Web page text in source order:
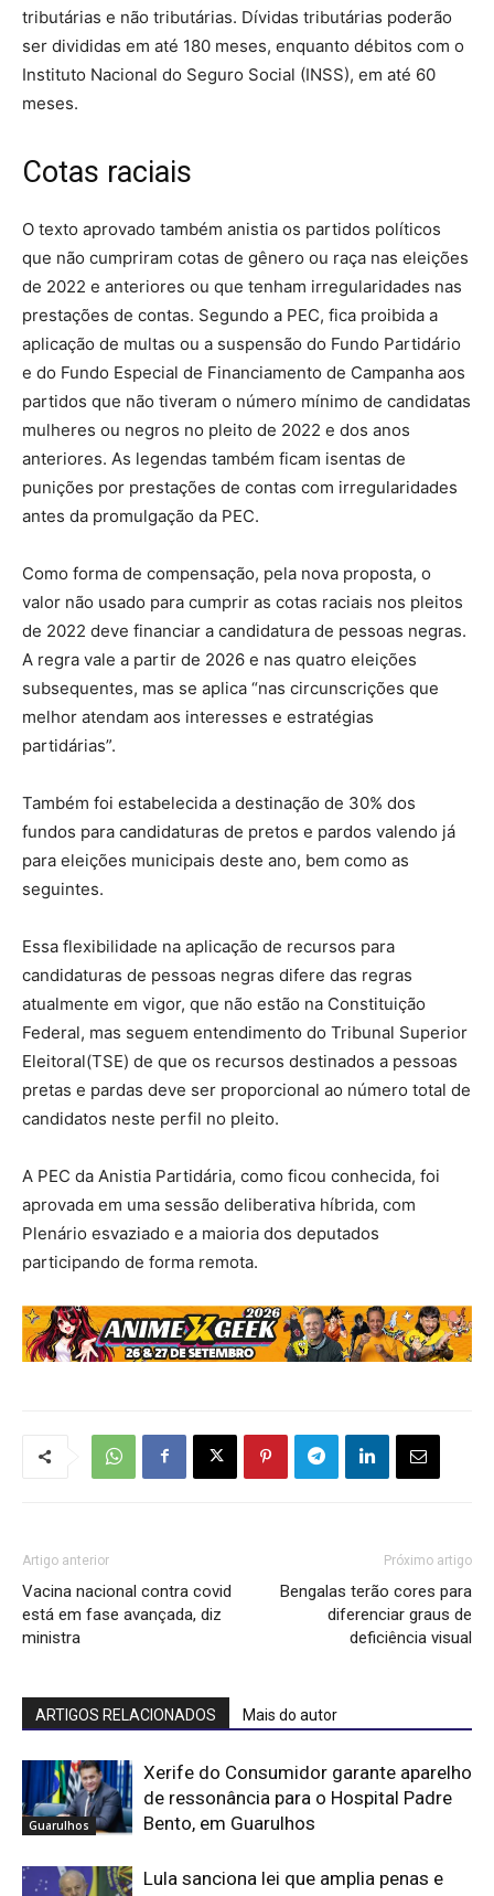
tributárias e não tributárias. Dívidas tributárias poderão
ser divididas em até 180 meses, enquanto débitos com o
Instituto Nacional do Seguro Social (INSS), em até 60
meses.
Cotas raciais
O texto aprovado também anistia os partidos políticos
que não cumpriram cotas de gênero ou raça nas eleições
de 2022 e anteriores ou que tenham irregularidades nas
prestações de contas. Segundo a PEC, fica proibida a
aplicação de multas ou a suspensão do Fundo Partidário
e do Fundo Especial de Financiamento de Campanha aos
partidos que não tiveram o número mínimo de candidatas
mulheres ou negros no pleito de 2022 e dos anos
anteriores. As legendas também ficam isentas de
punições por prestações de contas com irregularidades
antes da promulgação da PEC.
Como forma de compensação, pela nova proposta, o
valor não usado para cumprir as cotas raciais nos pleitos
de 2022 deve financiar a candidatura de pessoas negras.
A regra vale a partir de 2026 e nas quatro eleições
subsequentes, mas se aplica “nas circunscrições que
melhor atendam aos interesses e estratégias
partidárias”.
Também foi estabelecida a destinação de 30% dos
fundos para candidaturas de pretos e pardos valendo já
para eleições municipais deste ano, bem como as
seguintes.
Essa flexibilidade na aplicação de recursos para
candidaturas de pessoas negras difere das regras
atualmente em vigor, que não estão na Constituição
Federal, mas seguem entendimento do Tribunal Superior
Eleitoral(TSE) de que os recursos destinados a pessoas
pretas e pardas deve ser proporcional ao número total de
candidatos neste perfil no pleito.
A PEC da Anistia Partidária, como ficou conhecida, foi
aprovada em uma sessão deliberativa híbrida, com
Plenário esvaziado e a maioria dos deputados
participando de forma remota.
Artigo anterior
Vacina nacional contra covid
está em fase avançada, diz
ministra
Próximo artigo
Bengalas terão cores para
diferenciar graus de
deficiência visual
ARTIGOS RELACIONADOS Mais do autor
Guarulhos
Xerife do Consumidor garante aparelho
de ressonância para o Hospital Padre
Bento, em Guarulhos
Lula sanciona lei que amplia penas e